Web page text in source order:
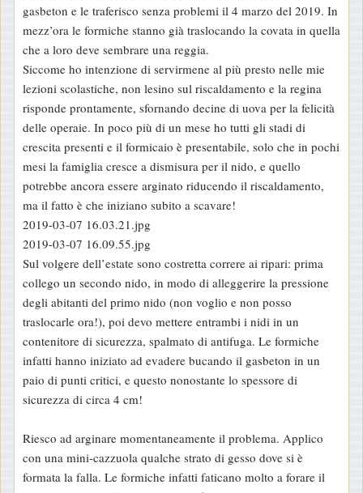
gasbeton e le traferisco senza problemi il 4 marzo del 2019. In
mezz’ora le formiche stanno già traslocando la covata in quella
che a loro deve sembrare una reggia.
Siccome ho intenzione di servirmene al più presto nelle mie
lezioni scolastiche, non lesino sul riscaldamento e la regina
risponde prontamente, sfornando decine di uova per la felicità
delle operaie. In poco più di un mese ho tutti gli stadi di
crescita presenti e il formicaio è presentabile, solo che in pochi
mesi la famiglia cresce a dismisura per il nido, e quello
potrebbe ancora essere arginato riducendo il riscaldamento,
ma il fatto è che iniziano subito a scavare!
2019-03-07 16.03.21.jpg
2019-03-07 16.09.55.jpg
Sul volgere dell’estate sono costretta correre ai ripari: prima
collego un secondo nido, in modo di alleggerire la pressione
degli abitanti del primo nido (non voglio e non posso
traslocarle ora!), poi devo mettere entrambi i nidi in un
contenitore di sicurezza, spalmato di antifuga. Le formiche
infatti hanno iniziato ad evadere bucando il gasbeton in un
paio di punti critici, e questo nonostante lo spessore di
sicurezza di circa 4 cm!
Riesco ad arginare momentaneamente il problema. Applico
con una mini-cazzuola qualche strato di gesso dove si è
formata la falla. Le formiche infatti faticano molto a forare il